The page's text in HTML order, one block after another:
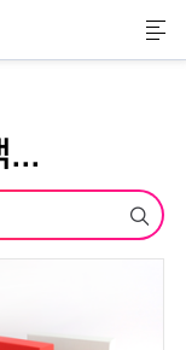
메
...
검색